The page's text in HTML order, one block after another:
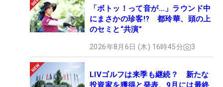
「ボトッ！って音が…」ラウンド中
にまさかの珍客!? 都玲華、頭の上
のセミと“共演”
2026年8月6日 (木) 16時45分 3
LIVゴルフは来季も継続？ 新たな